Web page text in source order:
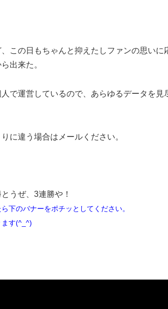
この日もちゃんと抑えたしファンの思いに
出来た。
で運営しているので、あらゆるデータを
に違う場合はメールください。
うぜ、3連勝や！
下のバナーをポチッとしてください。
ます(^_^)